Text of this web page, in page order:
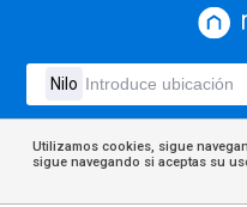
Utilizamos cookies, sigue
sigue navegando si aceptas su